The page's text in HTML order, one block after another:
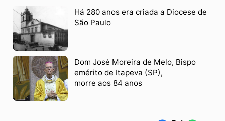
Há 280 anos era criada a Diocese de
São Paulo
Dom José Moreira de Melo, Bispo
emérito de Itapeva (SP),
morre aos 84 anos